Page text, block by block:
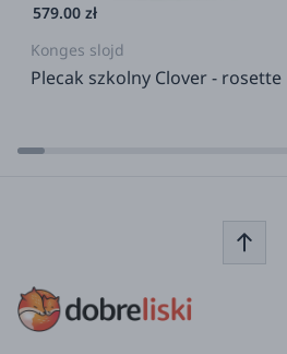
579.00 zł
Konges slojd
Plecak szkolny Clover - rosette